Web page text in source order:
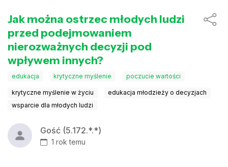
Jak można ostrzec młodych ludzi
przed podejmowaniem
nierozważnych decyzji pod
wpływem innych?
edukacja krytyczne myślenie poczucie wartości
krytyczne myślenie w życiu
edukacja młodzieży o decyzjach
wsparcie dla młodych ludzi
Gość (5.172.*.*)
1 rok temu